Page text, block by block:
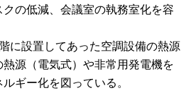
の低減、会議室の執務室化を容
に設置してあった空調設備の熱源
源（電気式）や非常用発電機を
ギー化を図っている。